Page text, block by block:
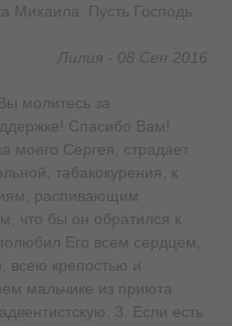
Михаила. Пусть Господь
Лилия - 08 Сен 2016
молитесь за
Спасибо Вам!
моего Сергея, страдает
табакокурения, к
распивающим
что бы он обратился к
Его всем сердцем,
всею крепостью и
мальчике из приюта
3. Если есть